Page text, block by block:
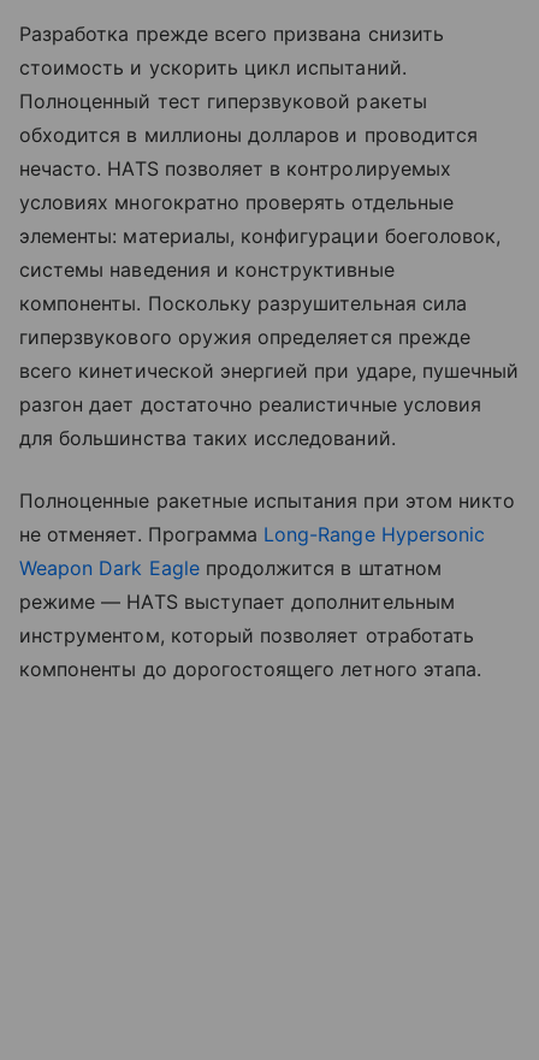
Разработка прежде всего призвана снизить
стоимость и ускорить цикл испытаний.
Полноценный тест гиперзвуковой ракеты
обходится в миллионы долларов и проводится
нечасто. HATS позволяет в контролируемых
условиях многократно проверять отдельные
элементы: материалы, конфигурации боеголовок,
системы наведения и конструктивные
компоненты. Поскольку разрушительная сила
гиперзвукового оружия определяется прежде
всего кинетической энергией при ударе, пушечный
разгон дает достаточно реалистичные условия
для большинства таких исследований.
Полноценные ракетные испытания при этом никто
не отменяет. Программа Long-Range Hypersonic
Weapon Dark Eagleпродолжится в штатном
режиме — HATS выступает дополнительным
инструментом, который позволяет отработать
компоненты до дорогостоящего летного этапа.